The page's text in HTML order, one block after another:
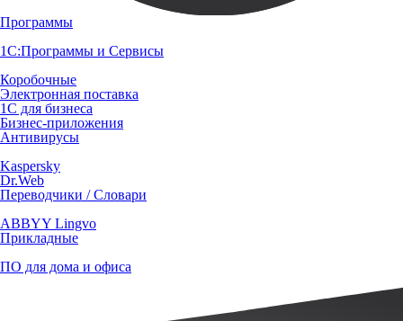
Программы
1С:Программы и Сервисы
Коробочные
Электронная поставка
1С для бизнеса
Бизнес-приложения
Антивирусы
Kaspersky
Dr.Web
Переводчики / Словари
ABBYY Lingvo
Прикладные
ПО для дома и офиса